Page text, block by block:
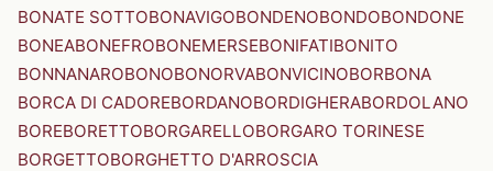
BONATE SOTTOBONAVIGOBONDENOBONDOBONDONE
BONEABONEFROBONEMERSEBONIFATIBONITO
BONNANAROBONOBONORVABONVICINOBORBONA
BORCA DI CADOREBORDANOBORDIGHERABORDOLANO
BOREBORETTOBORGARELLOBORGARO TORINESE
BORGETTOBORGHETTO D'ARROSCIA